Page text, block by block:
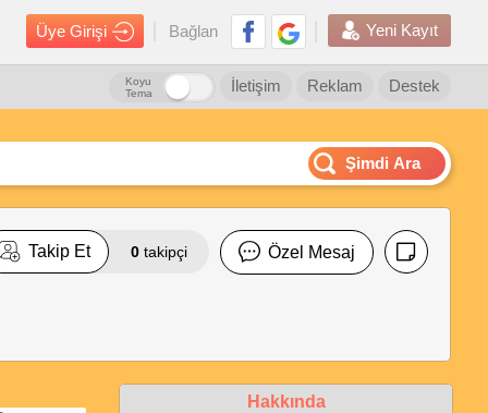
Üye Girişi Bağlan Yeni Kayıt
Destek
Reklam
İletişim
Koyu
Tema
Şimdi Ara
Takip Et 0 takipçi Özel Mesaj
Hakkında